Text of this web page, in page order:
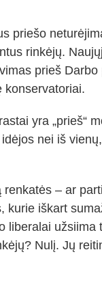
priešo
rinkėjų.
prieš
konservatoriai.
yra „prieš“
nei iš
– ar
kurie iškart
liberalai užsiima
Nulį. Jų